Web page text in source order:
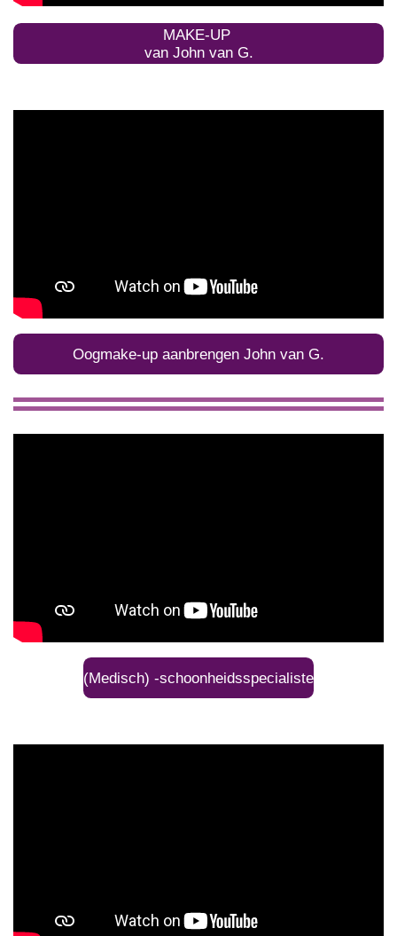
MAKE-UP
van John van G.
Oogmake-up aanbrengen John van G.
(Medisch) -schoonheidsspecialiste